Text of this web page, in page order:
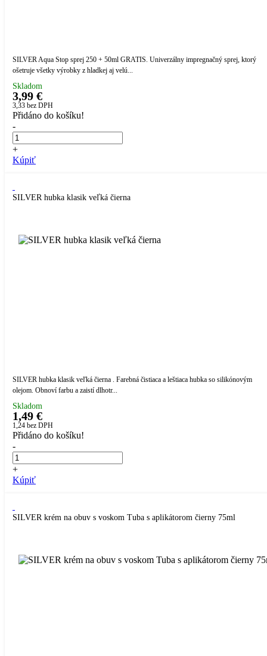
SILVER Aqua Stop sprej 250 + 50ml GRATIS. Univerzálny impregnačný sprej, ktorý
ošetruje všetky výrobky z hladkej aj velú...
Skladom
3,99 €
3,33 bez DPH
Přidáno do košíku!
-
+
Kúpiť
SILVER hubka klasik veľká čierna
SILVER hubka klasik veľká čierna . Farebná čistiaca a leštiaca hubka so silikónovým
olejom. Obnoví farbu a zaistí dlhotr...
Skladom
1,49 €
1,24 bez DPH
Přidáno do košíku!
-
+
Kúpiť
SILVER krém na obuv s voskom Tuba s aplikátorom čierny 75ml